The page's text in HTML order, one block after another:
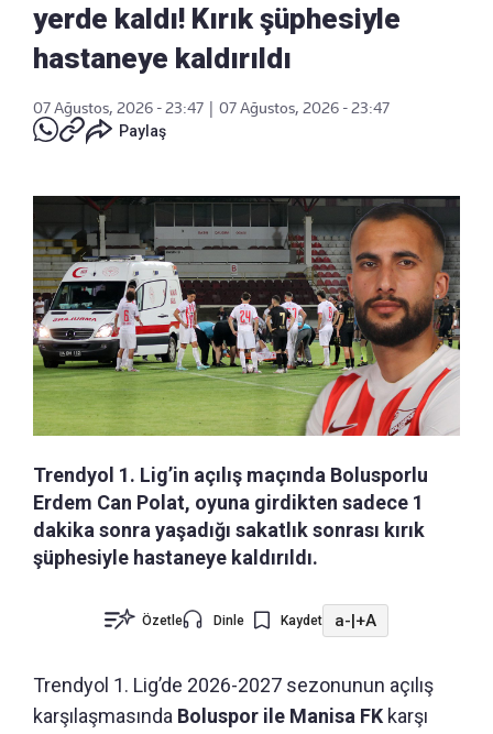
yerde kaldı! Kırık şüphesiyle
hastaneye kaldırıldı
07 Ağustos, 2026 - 23:47
07 Ağustos, 2026 - 23:47
Paylaş
Trendyol 1. Lig’in açılış maçında Bolusporlu
Erdem Can Polat, oyuna girdikten sadece 1
dakika sonra yaşadığı sakatlık sonrası kırık
şüphesiyle hastaneye kaldırıldı.
Özetle Dinle Kaydet a-|+A
Trendyol 1. Lig’de 2026-2027 sezonunun açılış
karşılaşmasında Boluspor ile Manisa FK karşı